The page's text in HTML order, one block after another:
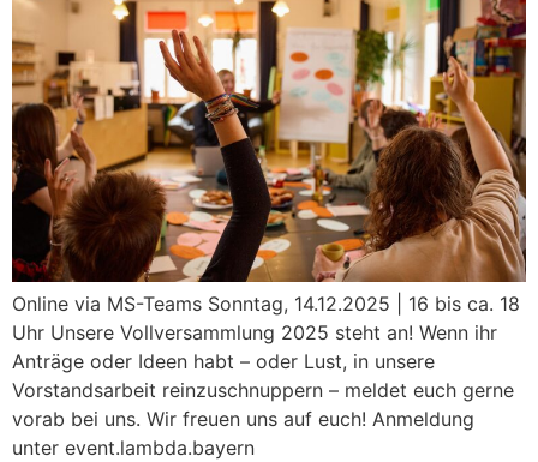
Online via MS-Teams Sonntag, 14.12.2025 | 16 bis ca. 18
Uhr Unsere Vollversammlung 2025 steht an! Wenn ihr
Anträge oder Ideen habt – oder Lust, in unsere
Vorstandsarbeit reinzuschnuppern – meldet euch gerne
vorab bei uns. Wir freuen uns auf euch! Anmeldung
unter event.lambda.bayern